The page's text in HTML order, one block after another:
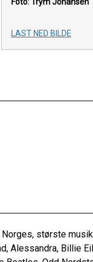
Foto: Trym Johansen
LAST NED BILDE
største
Alessandra, Billie